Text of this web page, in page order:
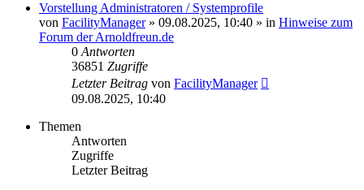
Vorstellung Administratoren / Systemprofile
von FacilityManager» 09.08.2025, 10:40 » in Hinweise zum
Forum der Arnoldfreun.de
0Antworten
36851 Zugriffe
Letzter Beitrag von FacilityManager
09.08.2025, 10:40
Themen
Antworten
Zugriffe
Letzter Beitrag